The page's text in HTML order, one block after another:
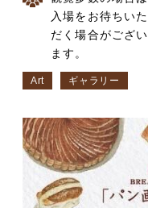
入場をお待ちいた
だく場合がござい
ます。
Art ギャラリー